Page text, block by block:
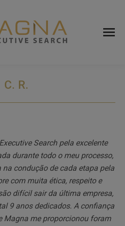
C. R.
Search pela excelente
durante todo o meu processo,
condução de cada etapa pela
com muita ética, respeito e
difícil sair da última empresa,
9 anos dedicados. A confiança
Magna me proporcionou foram